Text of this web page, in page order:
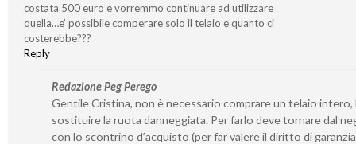
costata 500 euro e vorremmo continuare ad utilizzare
quella…e’ possibile comperare solo il telaio e quanto ci
costerebbe???
Reply
Redazione Peg Perego
Gentile Cristina, non è necessario comprare un telaio intero,
sostituire la ruota danneggiata. Per farlo deve tornare dal
con lo scontrino d’acquisto (per far valere il diritto di